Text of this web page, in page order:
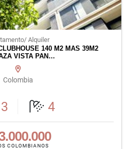
Alquiler
140 M2 MAS 39M2
VISTA PAN…
Colombia
3 4
COLOMBIANOS